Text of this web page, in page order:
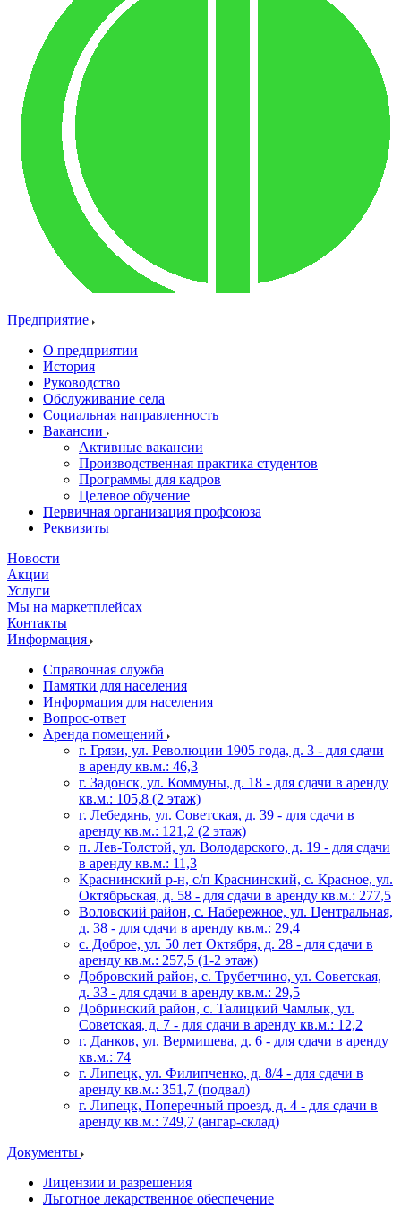
Предприятие
О предприятии
История
Руководство
Обслуживание села
Социальная направленность
Вакансии
Активные вакансии
Производственная практика студентов
Программы для кадров
Целевое обучение
Первичная организация профсоюза
Реквизиты
Новости
Акции
Услуги
Мы на маркетплейсах
Контакты
Информация
Справочная служба
Памятки для населения
Информация для населения
Вопрос-ответ
Аренда помещений
г. Грязи, ул. Революции 1905 года, д. 3 - для сдачи
в аренду кв.м.: 46,3
г. Задонск, ул. Коммуны, д. 18 - для сдачи в аренду
кв.м.: 105,8 (2 этаж)
г. Лебедянь, ул. Советская, д. 39 - для сдачи в
аренду кв.м.: 121,2 (2 этаж)
п. Лев-Толстой, ул. Володарского, д. 19 - для сдачи
в аренду кв.м.: 11,3
Краснинский р-н, с/п Краснинский, с. Красное, ул.
Октябрьская, д. 58 - для сдачи в аренду кв.м.: 277,5
Воловский район, с. Набережное, ул. Центральная,
д. 38 - для сдачи в аренду кв.м.: 29,4
с. Доброе, ул. 50 лет Октября, д. 28 - для сдачи в
аренду кв.м.: 257,5 (1-2 этаж)
Добровский район, с. Трубетчино, ул. Советская,
д. 33 - для сдачи в аренду кв.м.: 29,5
Добринский район, с. Талицкий Чамлык, ул.
Советская, д. 7 - для сдачи в аренду кв.м.: 12,2
г. Данков, ул. Вермишева, д. 6 - для сдачи в аренду
кв.м.: 74
г. Липецк, ул. Филипченко, д. 8/4 - для сдачи в
аренду кв.м.: 351,7 (подвал)
г. Липецк, Поперечный проезд, д. 4 - для сдачи в
аренду кв.м.: 749,7 (ангар-склад)
Документы
Лицензии и разрешения
Льготное лекарственное обеспечение